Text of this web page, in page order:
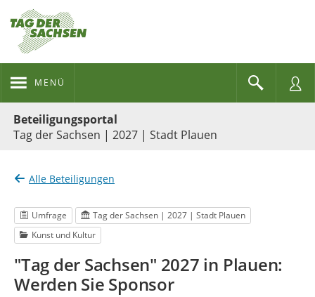
MENÜ
Beteiligungsportal
Tag der Sachsen | 2027 | Stadt Plauen
Alle Beteiligungen
Umfrage
Tag der Sachsen | 2027 | Stadt Plauen
Kunst und Kultur
"Tag der Sachsen" 2027 in Plauen:
Werden Sie Sponsor